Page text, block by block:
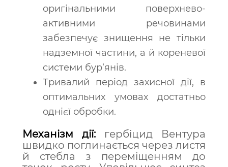
оригінальними поверхнево-
активними речовинами
забезпечує знищення не тільки
надземної частини, а й кореневої
системи бур’янів.
Тривалий період захисної дії, в
оптимальних умовах достатньо
однієї обробки.
Механізм дії: гербіцид Вентура
швидко поглинається через листя
й стебла з переміщенням до